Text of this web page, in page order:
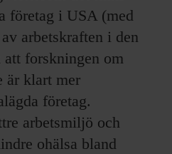
företag i USA (med
arbetskraften i den
forskningen om
är klart mer
företag.
arbetsmiljö och
ohälsa bland